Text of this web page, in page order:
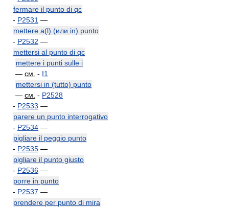
fermare il punto di qc
- P2531 —
mettere a(l) (или in) punto
- P2532 —
mettersi al punto di qc
mettere i punti sulle i
— см. - I1
mettersi in (tutto) punto
— см. - P2528
- P2533 —
parere un punto interrogativo
- P2534 —
pigliare il peggio punto
- P2535 —
pigliare il punto giusto
- P2536 —
porre in punto
- P2537 —
prendere per punto di mira